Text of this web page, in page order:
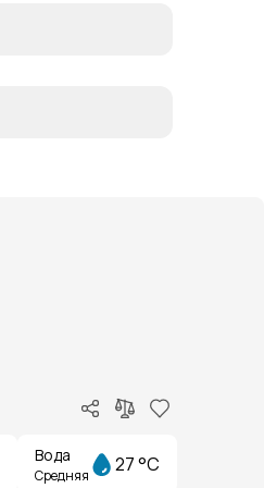
Вода
Средняя 27 °C